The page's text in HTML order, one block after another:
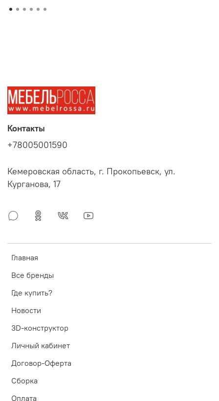
Главная
Все бренды
Где купить?
Новости
3D-конструктор
Личный кабинет
Договор-Оферта
Сборка
Оплата
Контакты
+78005001590
Кемеровская область, г. Прокопьевск, ул.
Курганова, 17